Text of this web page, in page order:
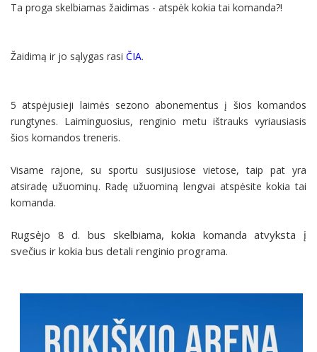
Ta proga skelbiamas žaidimas - atspėk kokia tai komanda?!
Žaidimą ir jo sąlygas rasi ČIA.
5 atspėjusieji laimės sezono abonementus į šios komandos
rungtynes. Laiminguosius, renginio metu ištrauks vyriausiasis
šios komandos treneris.
Visame rajone, su sportu susijusiose vietose, taip pat yra
atsiradę užuominų. Radę užuominą lengvai atspėsite kokia tai
komanda.
Rugsėjo 8 d. bus skelbiama, kokia komanda atvyksta į
svečius ir kokia bus detali renginio programa.